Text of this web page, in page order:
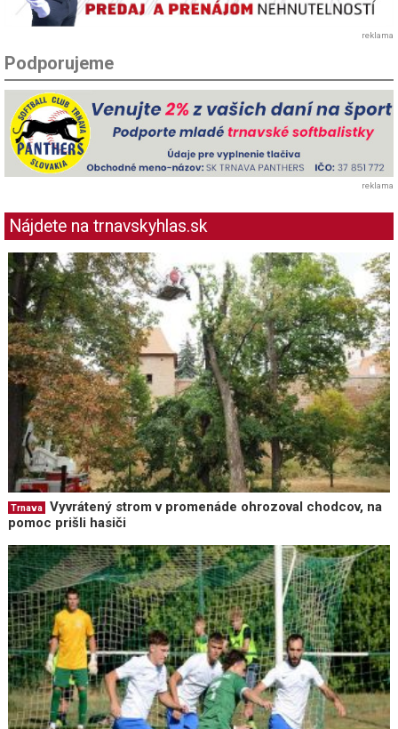
reklama
Podporujeme
reklama
Nájdete na trnavskyhlas.sk
Trnava
Vyvrátený strom v promenáde ohrozoval chodcov, na
pomoc prišli hasiči